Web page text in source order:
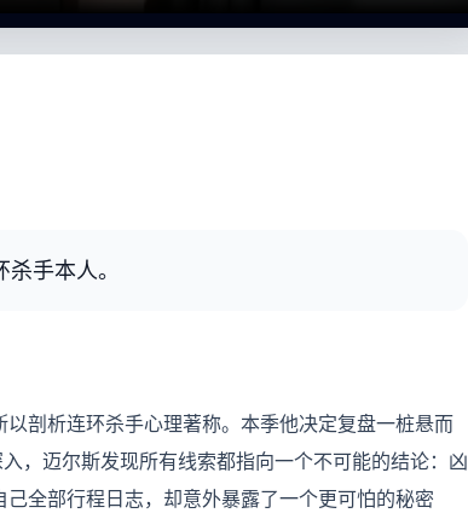
手本人。
剖析连环杀手心理著称。本季他决定复盘一桩悬而
，迈尔斯发现所有线索都指向一个不可能的结论：凶
全部行程日志，却意外暴露了一个更可怕的秘密